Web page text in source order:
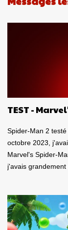
e
TEST -
Spider-Man 2
octobre 2023,
Marvel's Spider-
j'avais
Pour revoir mon
nous a contacté il
version PC,